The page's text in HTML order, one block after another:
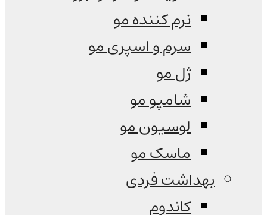
نرم کننده مو
سرم و اسپری مو
ژل مو
شامپو مو
لوسیون مو
ماسک مو
بهداشت فردی
کاندوم